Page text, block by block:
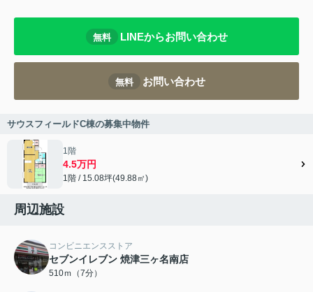
無料 LINEからお問い合わせ
無料 お問い合わせ
サウスフィールドC棟の募集中物件
1階
4.5万円
1階 / 15.08坪(49.88㎡)
周辺施設
コンビニエンスストア
セブンイレブン 焼津三ヶ名南店
510ｍ（7分）